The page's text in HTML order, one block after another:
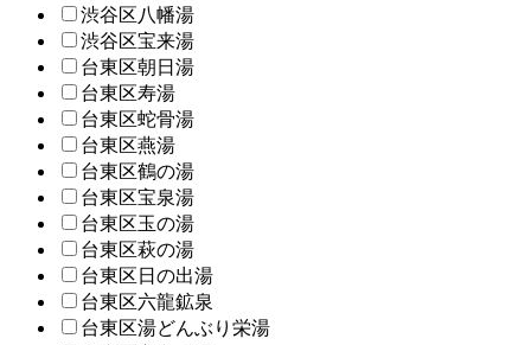
渋谷区八幡湯
渋谷区宝来湯
台東区朝日湯
台東区寿湯
台東区蛇骨湯
台東区燕湯
台東区鶴の湯
台東区宝泉湯
台東区玉の湯
台東区萩の湯
台東区日の出湯
台東区六龍鉱泉
台東区湯どんぶり栄湯